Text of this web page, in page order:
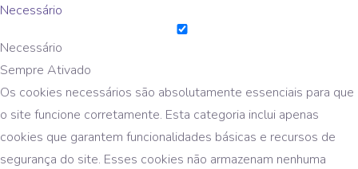
Necessário
Necessário
Sempre Ativado
Os cookies necessários são absolutamente essenciais para que
o site funcione corretamente. Esta categoria inclui apenas
cookies que garantem funcionalidades básicas e recursos de
segurança do site. Esses cookies não armazenam nenhuma